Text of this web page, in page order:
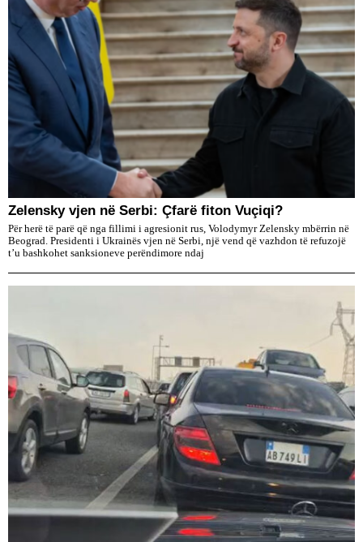
Zelensky vjen në Serbi: Çfarë fiton Vuçiqi?
Për herë të parë që nga fillimi i agresionit rus, Volodymyr Zelensky mbërrin në
Beograd. Presidenti i Ukrainës vjen në Serbi, një vend që vazhdon të refuzojë
t’u bashkohet sanksioneve perëndimore ndaj